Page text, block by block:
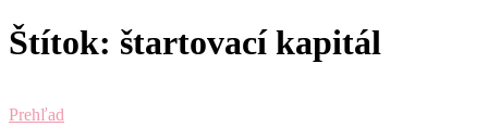
Štítok: štartovací kapitál
Prehľad